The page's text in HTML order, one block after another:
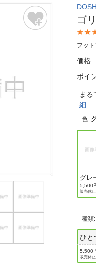
ゴ
フッ
価格
ポイ
ま
細
色:
グレ
5,500
販売休
種類
ひと
5,500
販売休